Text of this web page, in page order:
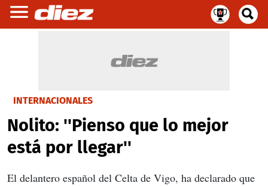
INTERNACIONALES
Nolito: ''Pienso que lo mejor
está por llegar''
El delantero español del Celta de Vigo, ha declarado que